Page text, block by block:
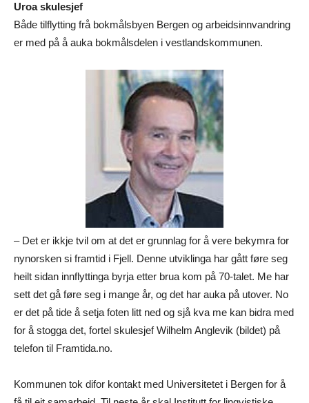
Uroa skulesjef
Både tilflytting frå bokmålsbyen Bergen og arbeidsinnvandring
er med på å auka bokmålsdelen i vestlandskommunen.
– Det er ikkje tvil om at det er grunnlag for å vere bekymra for
nynorsken si framtid i Fjell. Denne utviklinga har gått føre seg
heilt sidan innflyttinga byrja etter brua kom på 70-talet. Me har
sett det gå føre seg i mange år, og det har auka på utover. No
er det på tide å setja foten litt ned og sjå kva me kan bidra med
for å stogga det, fortel skulesjef Wilhelm Anglevik (bildet) på
telefon til Framtida.no.
Kommunen tok difor kontakt med Universitetet i Bergen for å